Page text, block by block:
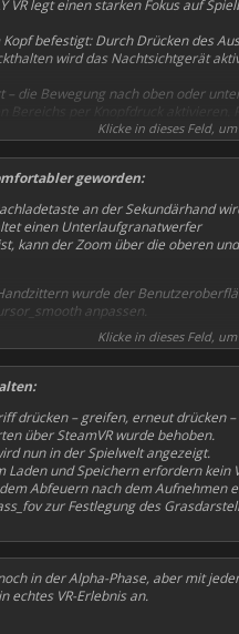
VR legt einen starken Fokus auf
befestigt: Durch Drücken des
wird das Nachtsichtgerät
die Bewegung nach oben oder
Bereichs per Knopfdruck aktivieren.
sind die optischen PiP-
Das Visier wird aktiviert,
wurde eine Handstabilisierung
und „Atemanhalt“, wobei die
Zielfernrohr aktiviert werden.
Klicke in dieses Feld,
geworden:
an der Sekundärhand
einen Unterlaufgranatwerfer
kann der Zoom über die oberen
wurde der
anpassen.
ins MCM verschoben, und das
optisch zurückgesetzt – dafür bitte
Klicke in dieses Feld,
drücken – greifen, erneut drücken
über SteamVR wurde behoben.
nun in der Spielwelt angezeigt.
Laden und Speichern erfordern kein
Abfeuern nach dem Aufnehmen
zur Festlegung des
in der Alpha-Phase, aber mit
echtes VR-Erlebnis an.